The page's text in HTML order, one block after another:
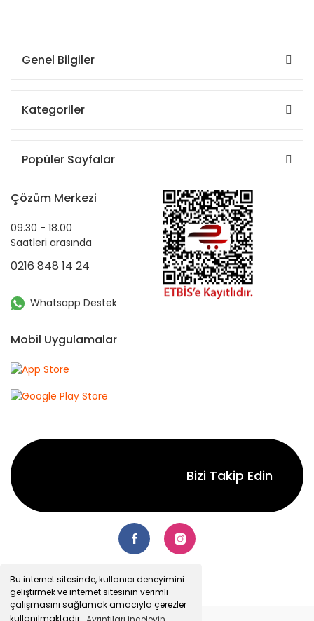
Bu internet sitesinde, kullanıcı deneyimini
geliştirmek ve internet sitesinin verimli
çalışmasını sağlamak amacıyla çerezler
Genel Bilgiler
Kategoriler
Popüler Sayfalar
Çözüm Merkezi
09.30 - 18.00
Saatleri arasında
0216 848 14 24
Whatsapp Destek
Mobil Uygulamalar
Bizi Takip Edin